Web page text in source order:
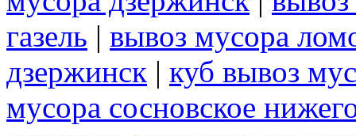
газель | вывоз мусора
дзержинск | куб вывоз
мусора сосновское